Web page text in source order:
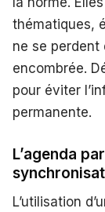
thématiques,
ne se perdent
encombrée.
pour éviter
permanente.
L’agenda
L’utilisation